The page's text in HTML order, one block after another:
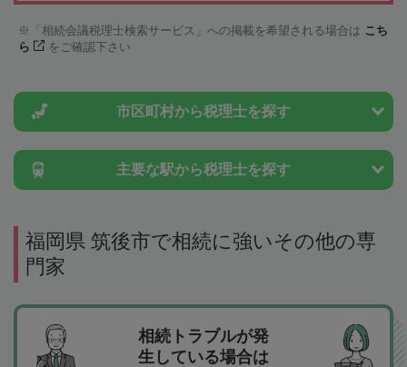
「相続会議税理士検索サービス」への掲載を希望される場合は こち
ら
をご確認下さい
市区町村から税理士を探す
主要な駅から税理士を探す
福岡県 筑後市で相続に強いその他の専
門家
相続トラブルが発
生している場合は